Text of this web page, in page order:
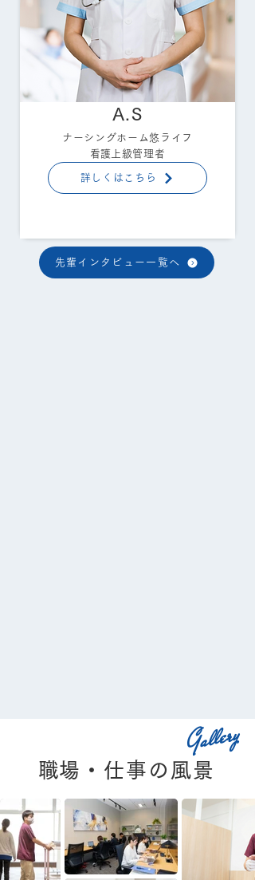
A.S
ナーシングホーム悠ライフ
​看護上級管理者
詳しくはこちら
先輩インタビュー一覧へ
​職場・仕事の風景
Gallery